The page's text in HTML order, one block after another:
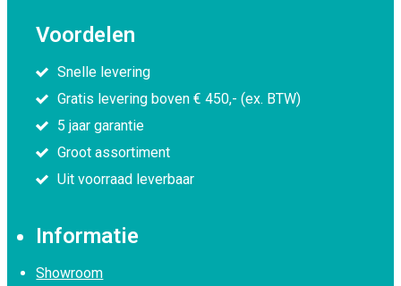
Voordelen
Snelle levering
Gratis levering boven € 450,- (ex. BTW)
5 jaar garantie
Groot assortiment
Uit voorraad leverbaar
Informatie
Showroom